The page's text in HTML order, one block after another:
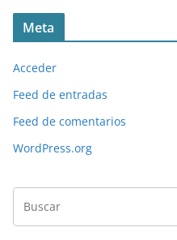
Meta
Acceder
Feed de entradas
Feed de comentarios
WordPress.org